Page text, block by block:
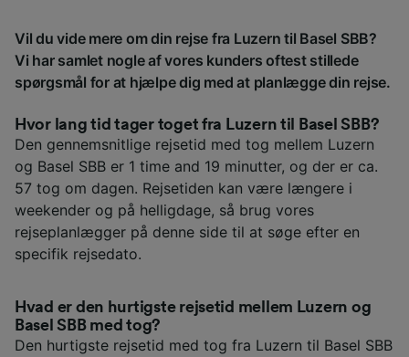
Vil du vide mere om din rejse fra Luzern til Basel SBB?
Vi har samlet nogle af vores kunders oftest stillede
spørgsmål for at hjælpe dig med at planlægge din rejse.
Hvor lang tid tager toget fra Luzern til Basel SBB?
Den gennemsnitlige rejsetid med tog mellem Luzern
og Basel SBB er 1 time and 19 minutter, og der er ca.
57 tog om dagen. Rejsetiden kan være længere i
weekender og på helligdage, så brug vores
rejseplanlægger på denne side til at søge efter en
specifik rejsedato.
Hvad er den hurtigste rejsetid mellem Luzern og
Basel SBB med tog?
Den hurtigste rejsetid med tog fra Luzern til Basel SBB